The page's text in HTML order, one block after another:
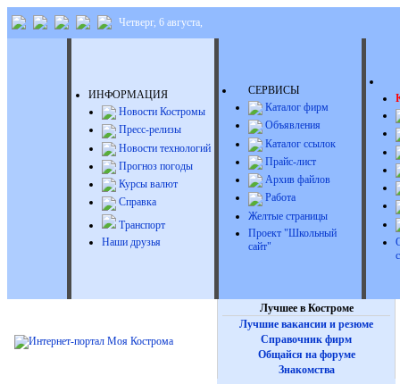
Четверг, 6 августа,
ИНФОРМАЦИЯ
Новости Костромы
Пресс-релизы
Новости технологий
Прогноз погоды
Курсы валют
Справка
Транспорт
Наши друзья
СЕРВИСЫ
Каталог фирм
Объявления
Каталог ссылок
Прайс-лист
Архив файлов
Работа
Желтые страницы
Проект "Школьный
сайт"
Лучшее в Костроме
Лучшие вакансии и резюме
Справочник фирм
Общайся на форуме
Знакомства